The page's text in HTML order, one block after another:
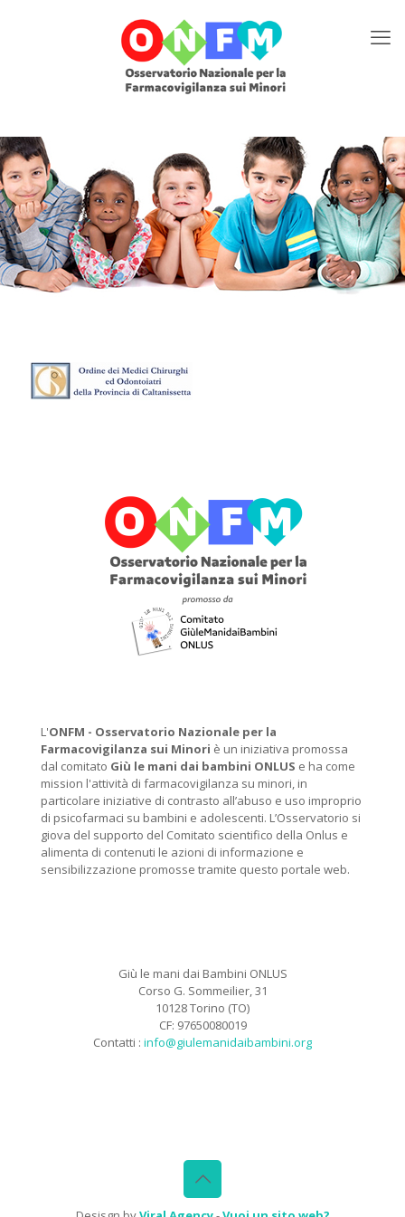
L'ONFM - Osservatorio Nazionale per la
Farmacovigilanza sui Minori è un iniziativa promossa
dal comitato Giù le mani dai bambini ONLUS e ha come
mission l'attività di farmacovigilanza su minori, in
particolare iniziative di contrasto all’abuso e uso improprio
di psicofarmaci su bambini e adolescenti. L’Osservatorio si
giova del supporto del Comitato scientifico della Onlus e
alimenta di contenuti le azioni di informazione e
sensibilizzazione promosse tramite questo portale web.
Giù le mani dai Bambini ONLUS
Corso G. Sommeilier, 31
10128 Torino (TO)
CF: 97650080019
Contatti : info@giulemanidaibambini.org